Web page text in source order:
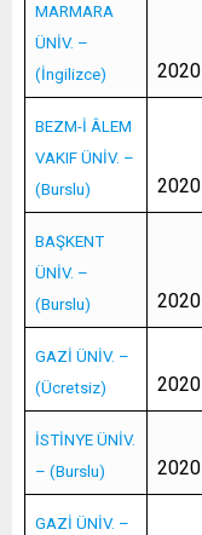
MARMARA
ÜNİV. –
(İngilizce)
2020
BEZM-İ ÂLEM
VAKIF ÜNİV. –
(Burslu)
2020
BAŞKENT
ÜNİV. –
(Burslu)
2020
GAZİ ÜNİV. –
(Ücretsiz)
2020
İSTİNYE ÜNİV.
– (Burslu)
2020
GAZİ ÜNİV. –